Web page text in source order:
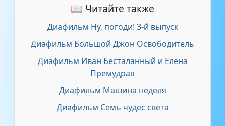
📖 Читайте также
Диафильм Ну, погоди! 3-й выпуск
Диафильм Большой Джон Освободитель
Диафильм Иван Бесталанный и Елена
Премудрая
Диафильм Машина неделя
Диафильм Семь чудес света